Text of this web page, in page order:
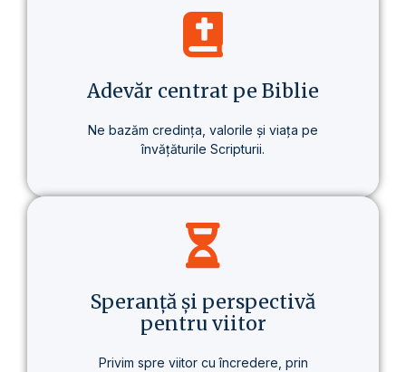
Nu vorbim doar despre credință, ci
despre un stil de viață care aduce o
schimbare reală – în sănătate, în gândire
Adevăr centrat pe Biblie
Ne bazăm credința, valorile și viața pe
învățăturile Scripturii.
Baza tuturor învățăturilor noastre este
Biblia – prezentată clar, consecvent și pe
înțelesul fiecăruia.
Speranță și perspectivă
pentru viitor
Privim spre viitor cu încredere, prin